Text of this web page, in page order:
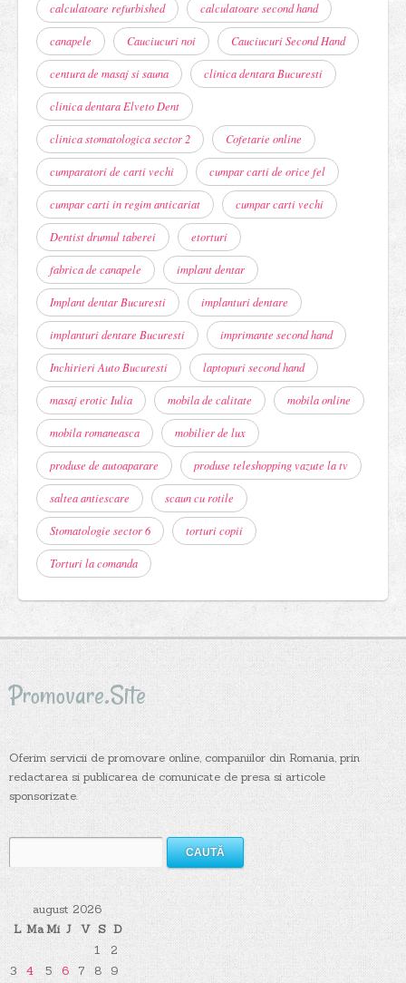
calculatoare refurbished calculatoare second hand
canapele Cauciucuri noi Cauciucuri Second Hand
centura de masaj si sauna clinica dentara Bucuresti
clinica dentara Elveto Dent
clinica stomatologica sector 2 Cofetarie online
cumparatori de carti vechi cumpar carti de orice fel
cumpar carti in regim anticariat cumpar carti vechi
Dentist drumul taberei etorturi
fabrica de canapele implant dentar
Implant dentar Bucuresti implanturi dentare
implanturi dentare Bucuresti imprimante second hand
Inchirieri Auto Bucuresti laptopuri second hand
masaj erotic Iulia mobila de calitate mobila online
mobila romaneasca mobilier de lux
produse de autoaparare produse teleshopping vazute la tv
saltea antiescare scaun cu rotile
Stomatologie sector 6 torturi copii
Torturi la comanda
Promovare.Site
Oferim servicii de promovare online, companiilor din Romania, prin
redactarea si publicarea de comunicate de presa si articole
sponsorizate.
după:
august 2026
L Ma Mi J V S D
1
2
3
4 5 6 7 8 9